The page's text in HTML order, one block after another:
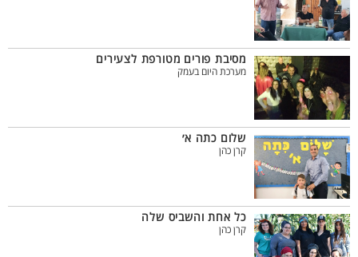
מסיבת פורים מטורפת לצעירים
מערכת היום בעמק
שלום כתה א׳
קרן כהן
כל אחת והשביס שלה
קרן כהן